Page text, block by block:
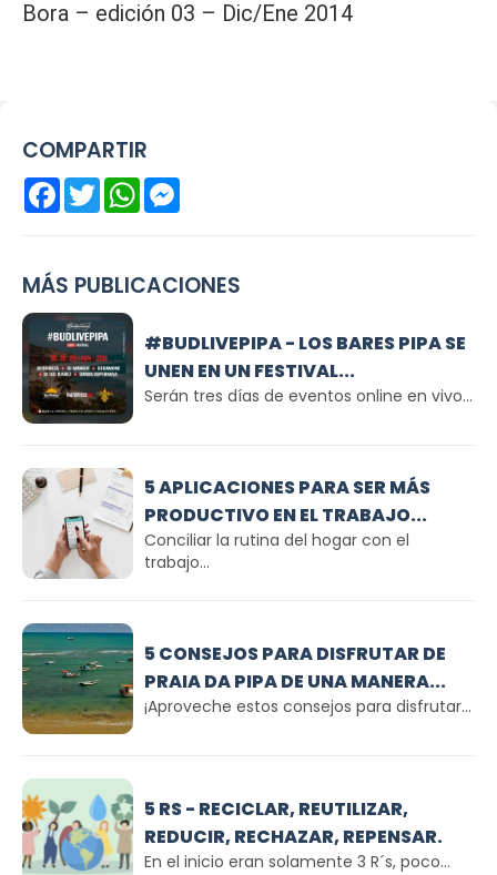
Bora – edición 03 – Dic/Ene 2014
COMPARTIR
Facebook
TwitterWhatsApp
MÁS PUBLICACIONES
#BUDLIVEPIPA - LOS BARES PIPA SE
UNEN EN UN FESTIVAL...
Serán tres días de eventos online en vivo...
5 APLICACIONES PARA SER MÁS
PRODUCTIVO EN EL TRABAJO...
Conciliar la rutina del hogar con el
trabajo...
5 CONSEJOS PARA DISFRUTAR DE
PRAIA DA PIPA DE UNA MANERA...
¡Aproveche estos consejos para disfrutar...
5 RS - RECICLAR, REUTILIZAR,
REDUCIR, RECHAZAR, REPENSAR.
En el inicio eran solamente 3 R´s, poco...